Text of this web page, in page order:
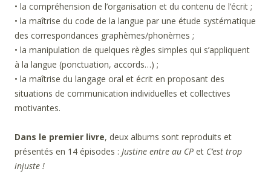
• la compréhension de l’organisation et du contenu de l’écrit ;
• la maîtrise du code de la langue par une étude systématique
des correspondances graphèmes/phonèmes ;
• la manipulation de quelques règles simples qui s’appliquent
à la langue (ponctuation, accords…) ;
• la maîtrise du langage oral et écrit en proposant des
situations de communication individuelles et collectives
motivantes.
Dans le premier livre, deux albums sont reproduits et
présentés en 14 épisodes : Justine entre au CP et C’est trop
injuste !